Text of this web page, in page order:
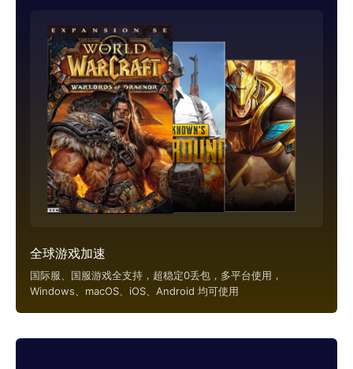
全球游戏加速
国际服、国服游戏全支持，超稳定0丢包，多平台使用，
Windows、macOS、iOS、Android 均可使用